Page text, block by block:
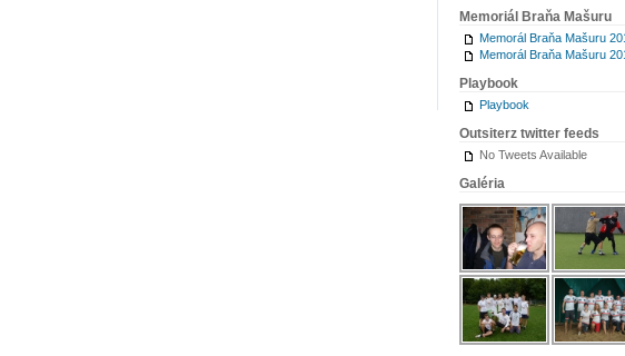
Memoriál Braňa Mašuru
Memorál Braňa Mašuru
Memorál Braňa Mašuru
Playbook
Playbook
Outsiterz twitter feeds
No Tweets Available
Galéria